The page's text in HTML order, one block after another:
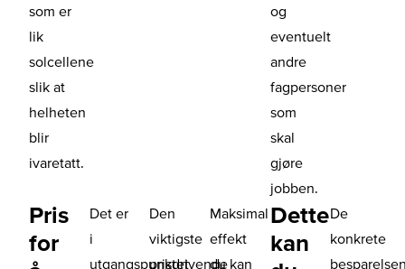
som er
lik
solcellene
slik at
helheten
blir
ivaretatt.
og
eventuelt
andre
fagpersoner
som
skal
gjøre
jobben.
Pris
for
Det er
i
utgangspunktet
Den
viktigste
prisdrivende
Maksimal
effekt
du kan
Dette
kan
De
konkrete